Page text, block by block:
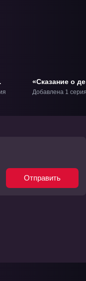
на
«Сказание о
сакуры:
Добавлена 1
Отправить